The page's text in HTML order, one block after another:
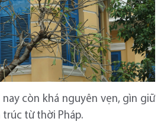
còn khá nguyên vẹn, gìn giữ
từ thời Pháp.